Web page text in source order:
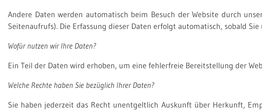
Andere Daten werden automatisch beim Besuch der Website durch
Seitenaufrufs). Die Erfassung dieser Daten erfolgt automatisch, sobald
Wofür nutzen wir Ihre Daten?
Ein Teil der Daten wird erhoben, um eine fehlerfreie Bereitstellung der
Welche Rechte haben Sie bezüglich Ihrer Daten?
Sie haben jederzeit das Recht unentgeltlich Auskunft über Herkunft,